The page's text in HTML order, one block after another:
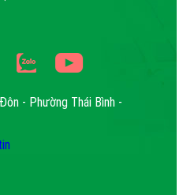
- Phường Thái Bình -